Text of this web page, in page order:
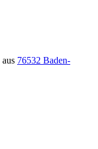
aus 76532 Baden-